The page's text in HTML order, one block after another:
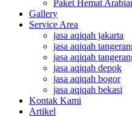
Paket Hemat
Gallery
Service Area
jasa aqiqah jakarta
jasa aqiqah
jasa aqiqah
jasa aqiqah depok
jasa aqiqah bogor
jasa aqiqah bekasi
Kontak Kami
Artikel